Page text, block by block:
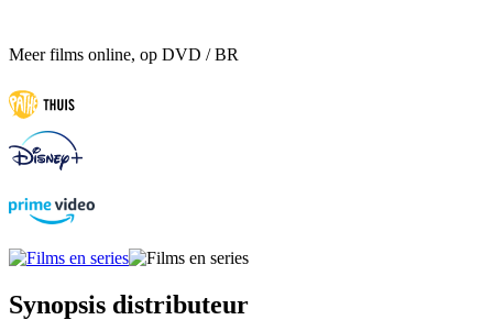
Meer films online, op DVD / BR
Synopsis distributeur